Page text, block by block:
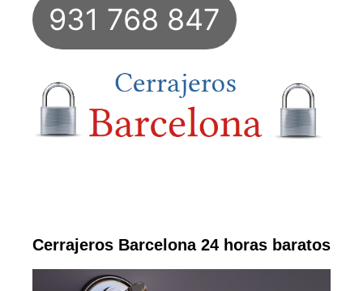
931 768 847
Cerrajeros Barcelona 24 horas baratos